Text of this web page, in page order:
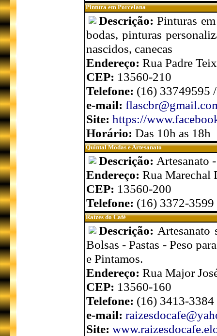
Pintura em Porcelana
Descrição:Pinturas
bodas, pinturas
nascidos, canecas
Endereço: Rua Padre
CEP: 13560-210
Telefone: (16) 33749595
e-mail:
Site: https://
Horário: Das 10h as 18h
Quintal Modas e Artesanato
Descrição: Artesanato
Endereço: Rua Marechal
CEP: 13560-200
Telefone: (16) 3372-3599
Raízes do Café
Descrição: Artesanato
Bolsas - Pastas - Peso
e Pintamos.
Endereço: Rua Major
CEP: 13560-160
Telefone: (16) 3413-
e-mail:
Site: